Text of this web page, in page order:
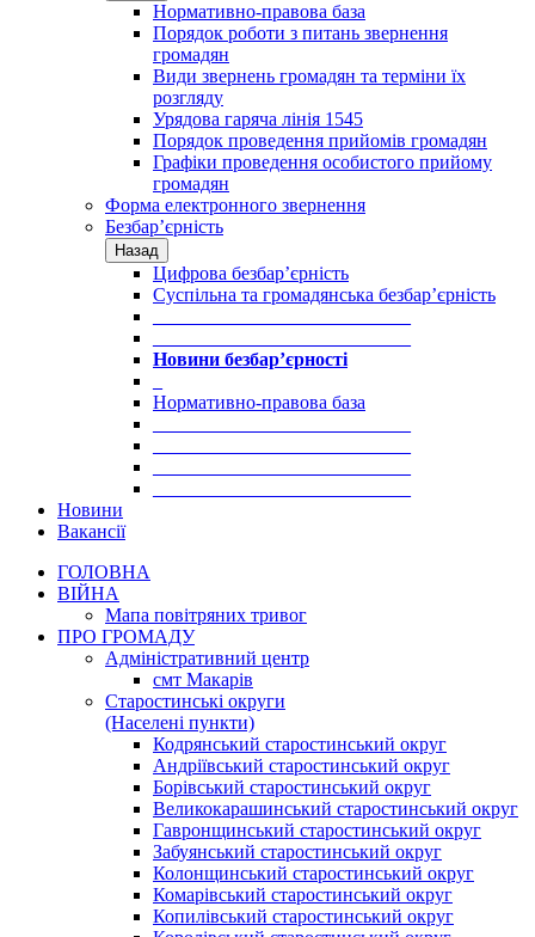
Нормативно-правова база
Порядок роботи з питань звернення
громадян
Види звернень громадян та терміни їх
розгляду
Урядова гаряча лінія 1545
Порядок проведення прийомів громадян
Графіки проведення особистого прийому
громадян
Форма електронного звернення
Безбар’єрність
Назад
Цифрова безбар’єрність
Суспільна та громадянська безбар’єрність
Новини безбар’єрності
Нормативно-правова база
Новини
Вакансії
ГОЛОВНА
ВІЙНА
Мапа повітряних тривог
ПРО ГРОМАДУ
Aдміністративний центр
смт Макарів
Старостинські округи
(Населені пункти)
Кодрянський старостинський округ
Андріївський старостинський округ
Борівський старостинський округ
Великокарашинський старостинський округ
Гавронщинський старостинський округ
Забуянський старостинський округ
Колонщинський старостинський округ
Комарівський старостинський округ
Копилівський старостинський округ